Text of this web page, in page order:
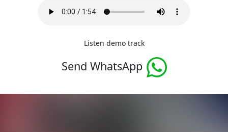
Listen demo track
Send WhatsApp